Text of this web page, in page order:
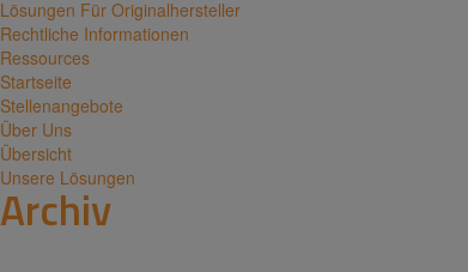
Lösungen Für Originalhersteller
Rechtliche Informationen
Ressources
Startseite
Stellenangebote
Über Uns
Übersicht
Unsere Lösungen
Archiv